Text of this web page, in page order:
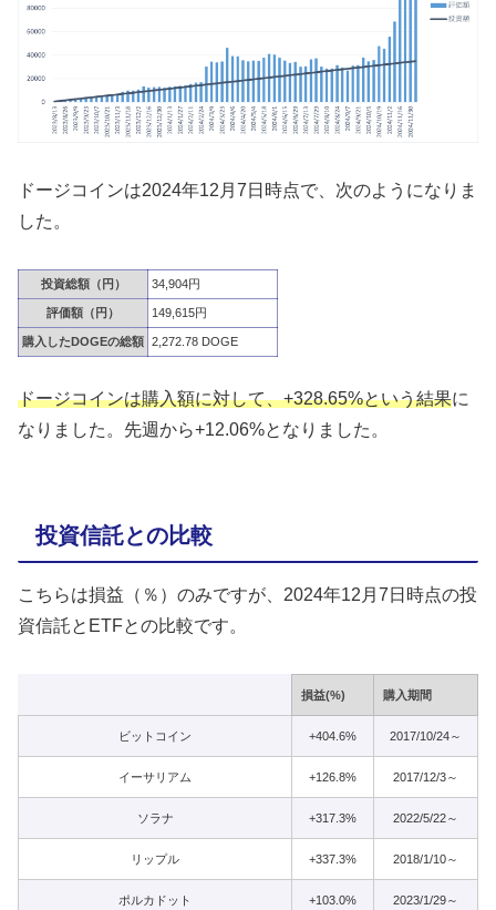
ドージコインは2024年12月7日時点で、次のようになりま
した。
投資総額（円） 34,904円
評価額（円） 149,615円
購入したDOGEの総額 2,272.78 DOGE
ドージコインは購入額に対して、+328.65%という結果に
なりました。先週から+12.06%となりました。
投資信託との比較
こちらは損益（％）のみですが、2024年12月7日時点の投
資信託とETFとの比較です。
損益(%) 購入期間
ビットコイン +404.6% 2017/10/24～
イーサリアム +126.8% 2017/12/3～
ソラナ +317.3% 2022/5/22～
リップル +337.3% 2018/1/10～
ポルカドット +103.0% 2023/1/29～